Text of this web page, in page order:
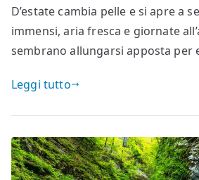
D’estate cambia pelle e si apre a
immensi, aria fresca e giornate
sembrano allungarsi apposta per
Leggi tutto